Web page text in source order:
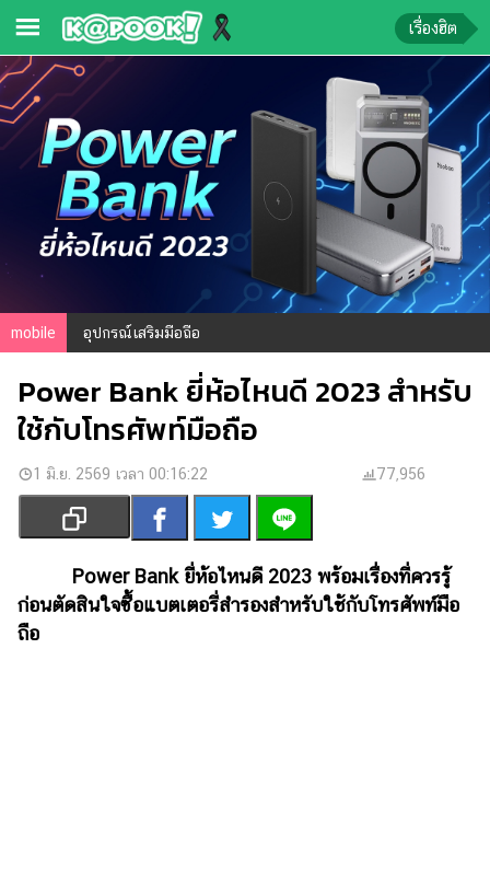
ข่าว-
ความ
รู้
ข่าว
ข่าว
บันเทิง
ตรวจ
หวย
ผล
บอล
สด
การ
เงิน
การ
บันเทิง
เรื่องฮิต
mobile อุปกรณ์เสริมมือถือ
Power Bank ยี่ห้อไหนดี 2023 สำหรับ
ใช้กับโทรศัพท์มือถือ
1 มิ.ย. 2569 เวลา 00:16:22 77,956
Power Bank ยี่ห้อไหนดี 2023 พร้อมเรื่องที่ควรรู้
ก่อนตัดสินใจซื้อแบตเตอรี่สำรองสำหรับใช้กับโทรศัพท์มือ
ถือ